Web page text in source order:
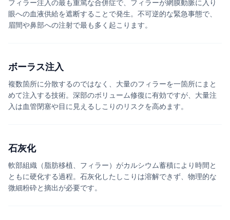
フィラー注入の最も重篤な合併症で、フィラーが網膜動脈に入り
眼への血液供給を遮断することで発生。不可逆的な緊急事態で、
眉間や鼻部への注射で最も多く起こります。
ボーラス注入
複数箇所に分散するのではなく、大量のフィラーを一箇所にまと
めて注入する技術。深部のボリューム修復に有効ですが、大量注
入は血管閉塞や目に見えるしこりのリスクを高めます。
石灰化
軟部組織（脂肪移植、フィラー）がカルシウム蓄積により時間と
ともに硬化する過程。石灰化したしこりは溶解できず、物理的な
微細粉砕と摘出が必要です。